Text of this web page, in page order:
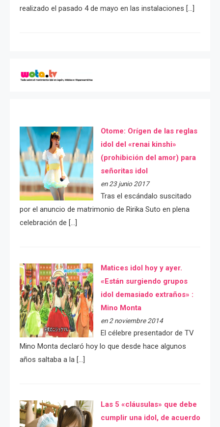
realizado el pasado 4 de mayo en las instalaciones […]
Otome: Orígen de las reglas
idol del «renai kinshi»
(prohibición del amor) para
señoritas idol
en 23 junio 2017
Tras el escándalo suscitado
por el anuncio de matrimonio de Ririka Suto en plena
celebración de […]
Matices idol hoy y ayer.
«Están surgiendo grupos
idol demasiado extraños» :
Mino Monta
en 2 noviembre 2014
El célebre presentador de TV
Mino Monta declaró hoy lo que desde hace algunos
años saltaba a la […]
Las 5 «cláusulas» que debe
cumplir una idol, de acuerdo